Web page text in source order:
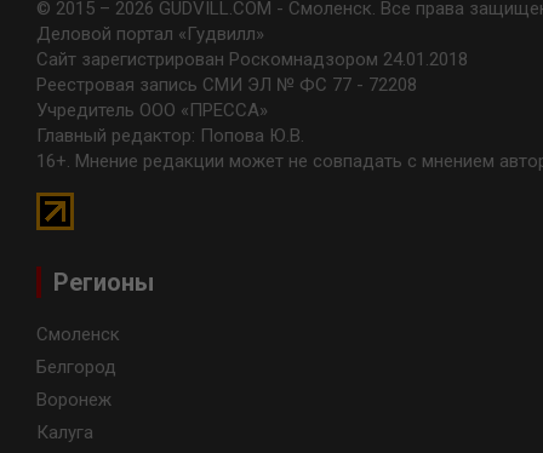
© 2015 – 2026 GUDVILL.COM - Смоленск. Все права
Деловой портал «Гудвилл»
Сайт зарегистрирован Роскомнадзором 24.01.2018
Реестровая запись СМИ ЭЛ № ФС 77 - 72208
Учредитель ООО «ПРЕССА»
Главный редактор: Попова Ю.В.
16+. Мнение редакции может не совпадать с мнением
Регионы
Смоленск
Белгород
Воронеж
Калуга